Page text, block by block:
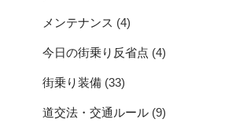
メンテナンス (4)
今日の街乗り反省点 (4)
街乗り装備 (33)
道交法・交通ルール (9)